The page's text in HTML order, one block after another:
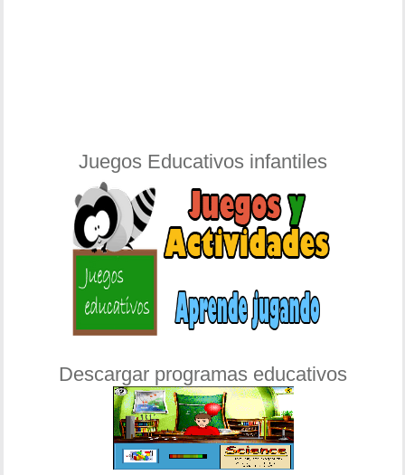
Juegos Educativos infantiles
Descargar programas educativos